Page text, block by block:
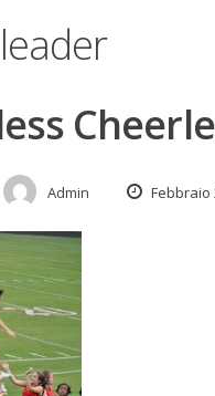
Admin Febbraio